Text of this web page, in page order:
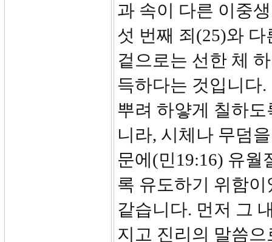
과 속이 다른 이중
섯 번째 죄(25)와
겉으로는 선한 체
득하다는 것입니다
뿌려 하얗게 칠하
니라, 시체나 무덤
문에(민19:16) 유월
록 유도하기 위함
같습니다. 먼저 그
지고 진리의 말씀